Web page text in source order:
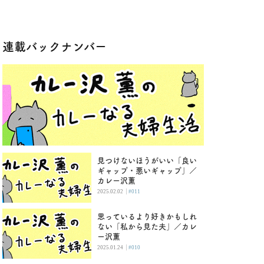
連載バックナンバー
見つけないほうがいい「良い
ギャップ・悪いギャップ」／
カレー沢薫
2025.02.02 | #011
思っているより好きかもしれ
ない「私から見た夫」／カレ
ー沢薫
2025.01.24 | #010